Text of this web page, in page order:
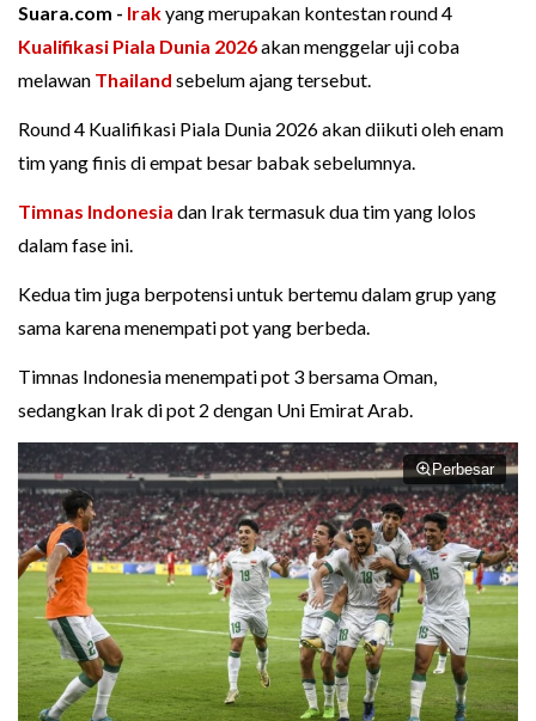
Suara.com - Irakyang merupakan kontestan round 4
Kualifikasi Piala Dunia 2026akan menggelar uji coba
melawan Thailand sebelum ajang tersebut.
Round 4 Kualifikasi Piala Dunia 2026 akan diikuti oleh enam
tim yang finis di empat besar babak sebelumnya.
Timnas Indonesia dan Irak termasuk dua tim yang lolos
dalam fase ini.
Kedua tim juga berpotensi untuk bertemu dalam grup yang
sama karena menempati pot yang berbeda.
Timnas Indonesia menempati pot 3 bersama Oman,
sedangkan Irak di pot 2 dengan Uni Emirat Arab.
Perbesar